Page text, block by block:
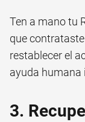
Ten a mano tu
que
restablecer el
ayuda humana
3.